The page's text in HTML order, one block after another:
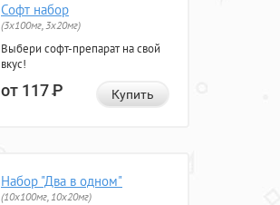
Софт набор
(3x100мг, 3x20мг)
Выбери софт-препарат на свой
вкус!
от 117Р Купить
Набор "Два в одном"
(10x100мг, 10x20мг)